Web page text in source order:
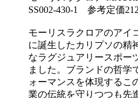
SS002-430-1 参考定価
モーリスラクロアのアイ
に誕生したカリプソの精
なラグジュアリースポー
ました。ブランドの哲学
ォーマンスを体現するこ
業の伝統を守りつつも先